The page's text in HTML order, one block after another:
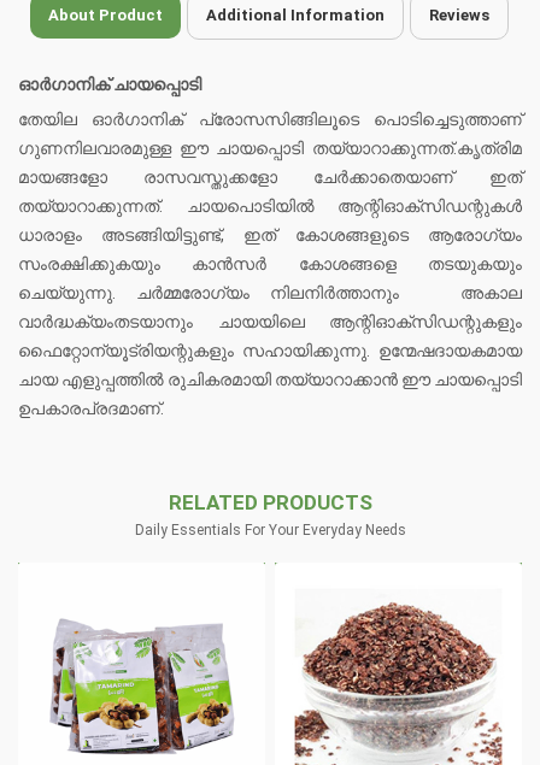
About Product Additional Information Reviews
ഓർഗാനിക് ചായപ്പൊടി
തേയില ഓർഗാനിക് പ്രോസസിങ്ങിലൂടെ പൊടിച്ചെടുത്താണ്
ഗുണനിലവാരമുള്ള ഈ ചായപ്പൊടി തയ്യാറാക്കുന്നത്.കൃത്രിമ
മായങ്ങളോ രാസവസ്തുക്കളോ ചേർക്കാതെയാണ് ഇത്
തയ്യാറാക്കുന്നത്. ചായപൊടിയിൽ ആന്റിഓക്‌സിഡന്റുകൾ
ധാരാളം അടങ്ങിയിട്ടുണ്ട്, ഇത് കോശങ്ങളുടെ ആരോഗ്യം
സംരക്ഷിക്കുകയും കാൻസർ കോശങ്ങളെ തടയുകയും
ചെയ്യുന്നു. ചർമ്മരോഗ്യം നിലനിർത്താനും അകാല
വാർദ്ധക്യംതടയാനും ചായയിലെ ആന്റിഓക്സിഡന്റുകളും
ഫൈറ്റോന്യൂട്രിയന്റുകളും സഹായിക്കുന്നു. ഉന്മേഷദായകമായ
ചായ എളുപ്പത്തിൽ രുചികരമായി തയ്യാറാക്കാൻ ഈ ചായപ്പൊടി
ഉപകാരപ്രദമാണ്.
RELATED PRODUCTS
Daily Essentials For Your Everyday Needs